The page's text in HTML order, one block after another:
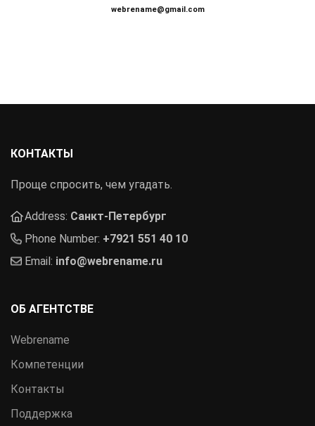
webrename@gmail.com
КОНТАКТЫ
Проще спросить, чем угадать.
Address: Санкт-Петербург
Phone Number: +7921 551 40 10
Email: info@webrename.ru
ОБ АГЕНТСТВЕ
Webrename
Компетенции
Контакты
Поддержка